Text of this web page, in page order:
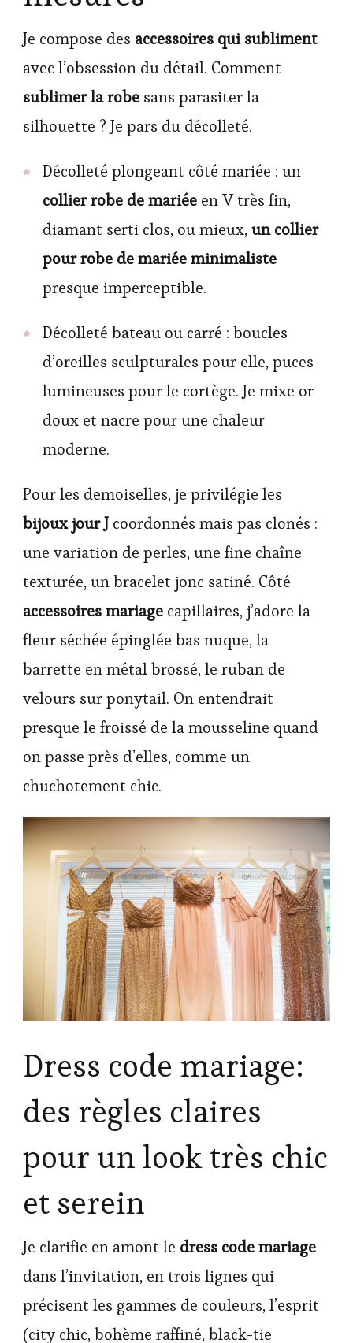
Je compose des accessoires qui subliment
avec l’obsession du détail. Comment
sublimer la robe sans parasiter la
silhouette ? Je pars du décolleté.
Décolleté plongeant côté mariée : un
collier robe de mariée en V très fin,
diamant serti clos, ou mieux,un collier
pour robe de mariée minimaliste
presque imperceptible.
Décolleté bateau ou carré : boucles
d’oreilles sculpturales pour elle, puces
lumineuses pour le cortège. Je mixe or
doux et nacre pour une chaleur
moderne.
Pour les demoiselles, je privilégie les
bijoux jour J coordonnés mais pas clonés :
une variation de perles, une fine chaîne
texturée, un bracelet jonc satiné. Côté
accessoires mariage capillaires, j’adore la
fleur séchée épinglée bas nuque, la
barrette en métal brossé, le ruban de
velours sur ponytail. On entendrait
presque le froissé de la mousseline quand
on passe près d’elles, comme un
chuchotement chic.
Dress code mariage:
des règles claires
pour un look très chic
et serein
Je clarifie en amont le dress code mariage
dans l’invitation, en trois lignes qui
précisent les gammes de couleurs, l’esprit
(city chic, bohème raffiné, black-tie